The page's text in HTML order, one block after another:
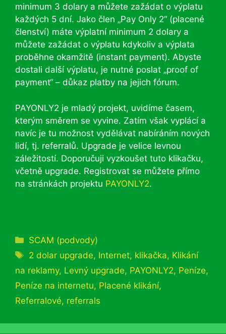
minimum 3 dolary a můžete zažádat o výplatu
každých 5 dní. Jako člen „Pay Only 2“ (placené
členství) máte výplatní minimum 2 dolary a
můžete zažádat o výplatu kdykoliv a výplata
proběhne okamžitě (instant payment). Abyste
dostali další výplatu, je nutné poslat „proof of
payment“ – důkaz platby na jejich fórum.
PAYONLY2 je mladý projekt, uvidíme časem,
kterým směrem se vyvine. Zatím však vyplácí a
navíc je tu možnost vydělávat nabíráním nových
lidí, tj. referralů. Upgrade je velice levnou
záležitostí. Doporučuji vyzkoušet tuto klikačku,
včetně upgrade. Registrovat se můžete přímo
na stránkách projektu PAYONLY2.
Rubriky
SCAM (podvody)
Štítky
2 dolar upgrade, Internet, klikačka, Klikání
na reklamy, Levný upgrade, PAYONLY2, Peníze,
Peníze na internetu, Placené klikání,
Referralové, referrals